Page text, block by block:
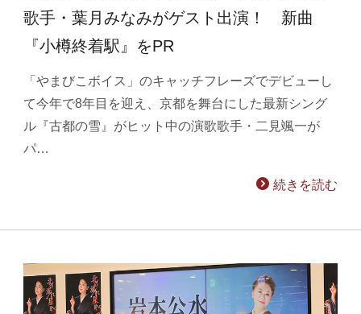
歌手・葉月みなみがゲスト出演！ 新曲
『小樽終着駅』をPR
「やまびこボイス」のキャッチフレーズでデビューし
て今年で8年目を迎え、京都を舞台にした最新シング
ル『古都の雪』がヒット中の演歌歌手・二見颯一が
パ…
続きを読む